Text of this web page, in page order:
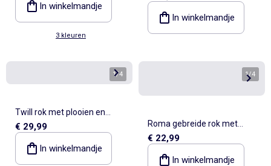
In winkelmandje
3 kleuren
katoenIn winkelmandje
1/4
Twill rok met plooien en
cargozakken
€ 29,99
In winkelmandje
1/4
Roma gebreide rok met
plooien aan de voor- en
achterkant
€ 22,99
In winkelmandje